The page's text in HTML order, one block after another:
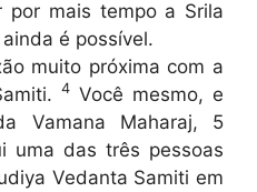
por mais tempo a Srila
é possível.
muito próxima com a
4 Você mesmo, e
Vamana Maharaj, 5
uma das três pessoas
Vedanta Samiti em